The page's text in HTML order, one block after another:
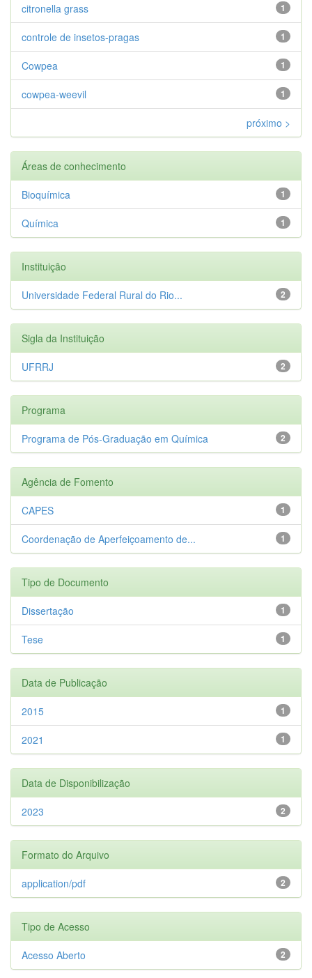
1
citronella grass
1
controle de insetos-pragas
1
Cowpea
1
cowpea-weevil
próximo >
Áreas de conhecimento
1
Bioquímica
1
Química
Instituição
2
Universidade Federal Rural do Rio...
Sigla da Instituição
2
UFRRJ
Programa
2
Programa de Pós-Graduação em Química
Agência de Fomento
1
CAPES
1
Coordenação de Aperfeiçoamento de...
Tipo de Documento
1
Dissertação
1
Tese
Data de Publicação
1
2015
1
2021
Data de Disponibilização
2
2023
Formato do Arquivo
2
application/pdf
Tipo de Acesso
2
Acesso Aberto